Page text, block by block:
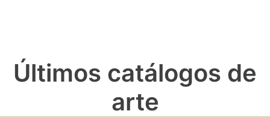
Últimos catálogos de
arte